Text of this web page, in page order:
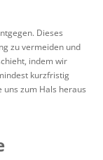
Dieses
zu vermeiden und
indem wir
kurzfristig
uns zum Hals heraus